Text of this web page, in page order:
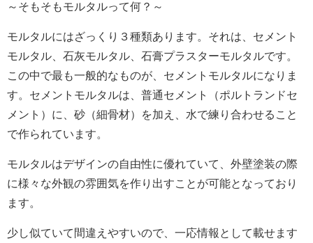
～そもそもモルタルって何？～
モルタルにはざっくり３種類あります。それは、セメント
モルタル、石灰モルタル、 石膏プラスターモルタルです。
この中で最も一般的なものが、セメントモルタルになりま
す。セメントモルタルは、普通セメント（ポルトランドセ
メント）に、砂（細骨材）を加え、水で練り合わせること
で作られています。
モルタルはデザインの自由性に優れていて、外壁塗装の際
に様々な外観の雰囲気を作り出すことが可能となっており
ます。
少し似ていて間違えやすいので、一応情報として載せます